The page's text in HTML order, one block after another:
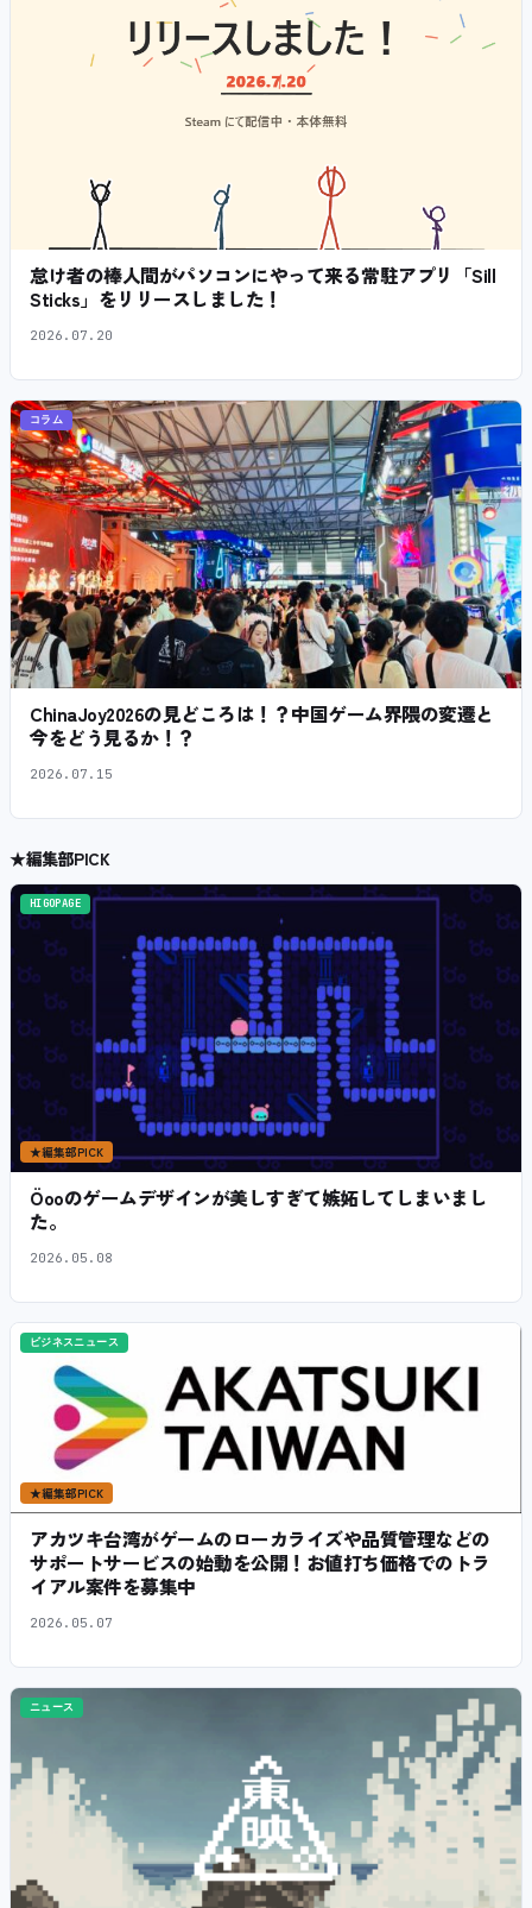
怠け者の棒人間がパソコンにやって来る常駐アプリ「Sill
Sticks」をリリースしました！
2026.07.20
コラム
ChinaJoy2026の見どころは！？中国ゲーム界隈の変遷と
今をどう見るか！？
2026.07.15
★編集部PICK
HIGOPAGE
★編集部PICK
Öooのゲームデザインが美しすぎて嫉妬してしまいまし
た。
2026.05.08
ビジネスニュース
★編集部PICK
アカツキ台湾がゲームのローカライズや品質管理などの
サポートサービスの始動を公開！お値打ち価格でのトラ
イアル案件を募集中
2026.05.07
ニュース